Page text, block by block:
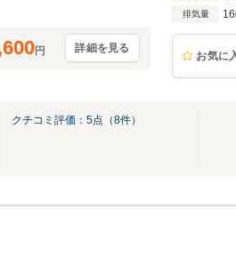
円 詳細を見る
排気量
お気に
クチコミ評価： 5点（8件）